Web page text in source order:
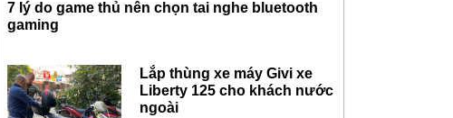
7 lý do game thủ nên chọn tai nghe bluetooth
gaming
Lắp thùng xe máy Givi xe
Liberty 125 cho khách nước
ngoài